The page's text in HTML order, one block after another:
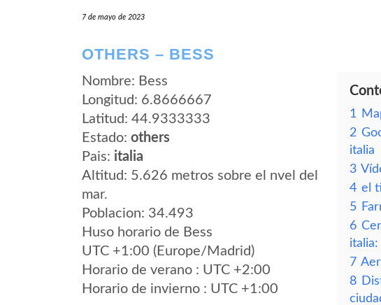
7 de mayo de 2023
OTHERS – BESS
Nombre: Bess
Longitud: 6.8666667
Latitud: 44.9333333
Estado: others
Pais: italia
Altitud: 5.626 metros sobre el nvel del
mar.
Poblacion: 34.493
Huso horario de Bess
UTC +1:00 (Europe/Madrid)
Horario de verano : UTC +2:00
Horario de invierno : UTC +1:00
1
2
italia
3
4 el
5
6
italia:
7
8